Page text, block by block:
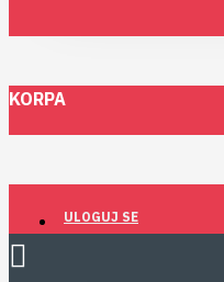
KORPA
ULOGUJ SE